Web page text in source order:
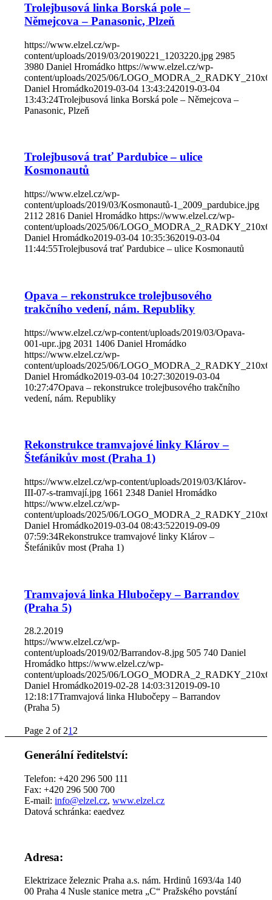
Trolejbusová linka Borská pole –
Němejcova – Panasonic, Plzeň
https://www.elzel.cz/wp-
content/uploads/2019/03/20190221_1203220.jpg 2985
3980 Daniel Hromádko https://www.elzel.cz/wp-
content/uploads/2025/06/
Daniel Hromádko2019-03-04 13:43:242019-03-04
13:43:24Trolejbusová linka Borská pole – Němejcova –
Panasonic, Plzeň
Trolejbusová trať Pardubice – ulice
Kosmonautů
https://www.elzel.cz/wp-
content/uploads/2019/03/Kosmonautů-1_2009_pardubice.jpg
2112 2816 Daniel Hromádko https://www.elzel.cz/wp-
content/uploads/2025/06/
Daniel Hromádko2019-03-04 10:35:362019-03-04
11:44:55Trolejbusová trať Pardubice – ulice Kosmonautů
Opava – rekonstrukce trolejbusového
trakčního vedení, nám. Republiky
https://www.elzel.cz/wp-content/uploads/2019/03/Opava-
001-upr..jpg 2031 1406 Daniel Hromádko
https://www.elzel.cz/wp-
content/uploads/2025/06/
Daniel Hromádko2019-03-04 10:27:302019-03-04
10:27:47Opava – rekonstrukce trolejbusového trakčního
vedení, nám. Republiky
Rekonstrukce tramvajové linky Klárov –
Štefánikův most (Praha 1)
https://www.elzel.cz/wp-content/uploads/2019/03/Klárov-
III-07-s-tramvají.jpg 1661 2348 Daniel Hromádko
https://www.elzel.cz/wp-
content/uploads/2025/06/
Daniel Hromádko2019-03-04 08:43:522019-09-09
07:59:34Rekonstrukce tramvajové linky Klárov –
Štefánikův most (Praha 1)
Tramvajová linka Hlubočepy – Barrandov
(Praha 5)
28.2.2019
https://www.elzel.cz/wp-
content/uploads/2019/02/Barrandov-8.jpg 505 740 Daniel
Hromádko https://www.elzel.cz/wp-
content/uploads/2025/06/
Daniel Hromádko2019-02-28 14:03:31 2019-09-10
12:18:17Tramvajová linka Hlubočepy – Barrandov
(Praha 5)
Page 2 of 21 2
Generální ředitelství:
Telefon: +420 296 500 111
Fax: +420 296 500 700
E-mail:info@elzel.cz,www.elzel.cz
Datová schránka: eaedvez
Adresa:
Elektrizace železnic Praha a.s. nám. Hrdinů 1693/4a 140
00 Praha 4 Nusle stanice metra „C“ Pražského povstání